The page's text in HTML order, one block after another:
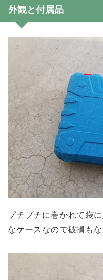
外観と付属品
プチプチに巻かれて袋
なケースなので破損もな